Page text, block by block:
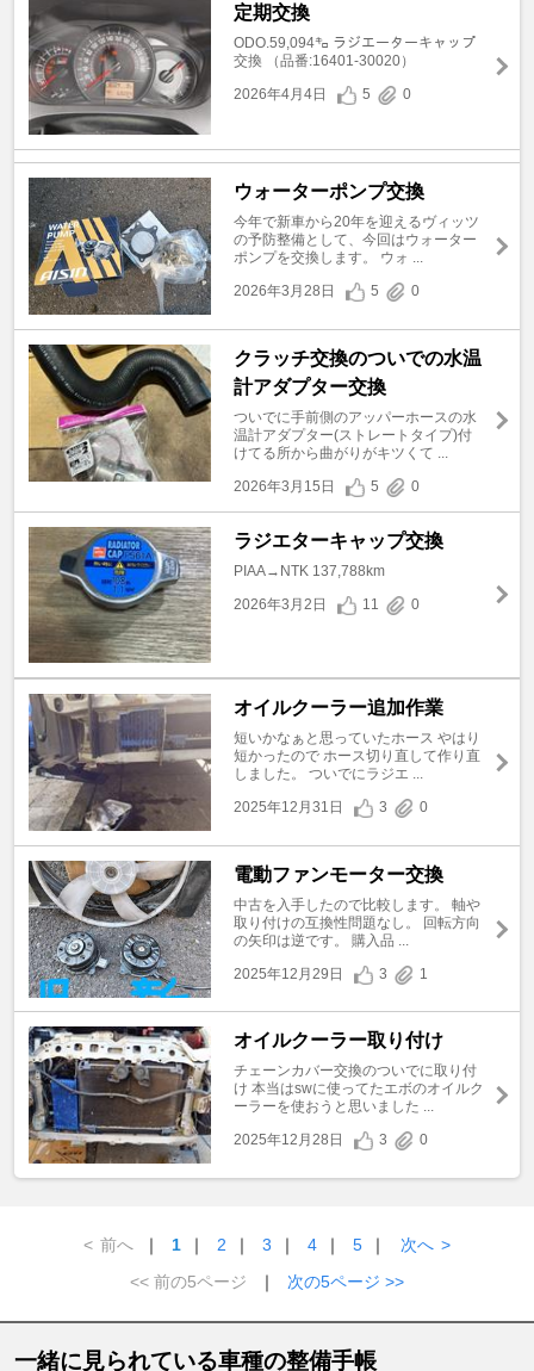
定期交換
ODO.59,094㌔ ラジエーターキャップ
交換 （品番:16401-30020）
2026年4月4日
5 0
ウォーターポンプ交換
今年で新車から20年を迎えるヴィッツ
の予防整備として、今回はウォーター
ポンプを交換します。 ウォ ...
2026年3月28日
5 0
クラッチ交換のついでの水温
計アダプター交換
ついでに手前側のアッパーホースの水
温計アダプター(ストレートタイプ)付
けてる所から曲がりがキツくて ...
2026年3月15日
5 0
ラジエターキャップ交換
PIAA→NTK 137,788km
2026年3月2日
11 0
オイルクーラー追加作業
短いかなぁと思っていたホース やはり
短かったので ホース切り直して作り直
しました。 ついでにラジエ ...
2025年12月31日
3 0
電動ファンモーター交換
中古を入手したので比較します。 軸や
取り付けの互換性問題なし。 回転方向
の矢印は逆です。 購入品 ...
2025年12月29日
3 1
オイルクーラー取り付け
チェーンカバー交換のついでに取り付
け 本当はswに使ってたエボのオイルク
ーラーを使おうと思いました ...
2025年12月28日
3 0
< 前へ ｜ 1 ｜ 2 ｜ 3 ｜ 4 ｜ 5 ｜ 次へ >
<< 前の5ページ
｜ 次の5ページ >>
一緒に見られている車種の整備手帳